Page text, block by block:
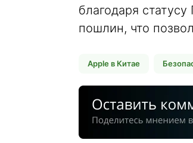
благодаря
пошлин, что
Apple в Китае